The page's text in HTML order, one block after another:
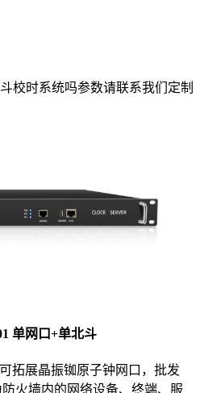
校时系统吗参数请联系我们定制
单网口+单北斗
拓展晶振铷原子钟网口，批发
火墙内的网络设备、终端、服